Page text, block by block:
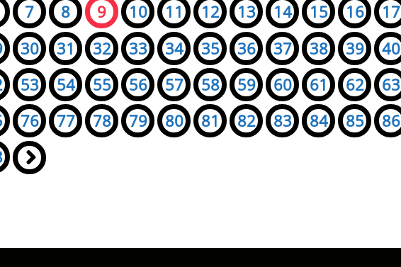
7 8 9 10 11 12 13 14 15 16 17
30 31 32 33 34 35 36 37 38 39 40
53 54 55 56 57 58 59 60 61 62 63
76 77 78 79 80 81 82 83 84 85 86
»